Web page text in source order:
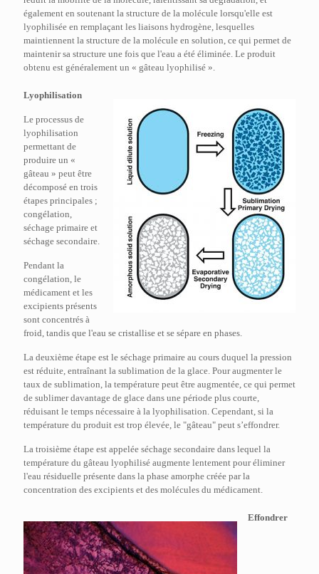
également en soutenant la structure de la molécule lorsqu'elle est
lyophilisée en remplaçant les liaisons hydrogène, lesquelles
maintiennent la structure de la molécule en solution, ce qui permet de
maintenir sa structure une fois que l'eau a été éliminée. Le produit
obtenu est généralement un « gâteau lyophilisé ».
Lyophilisation
Le processus de
lyophilisation
permettant de
produire un «
gâteau » peut être
décomposé en trois
étapes principales ;
congélation,
séchage primaire et
séchage secondaire.
Pendant la
congélation, le
médicament et les
excipients présents
sont concentrés à
froid, tandis que l'eau se cristallise et se sépare en phases.
La deuxième étape est le séchage primaire au cours duquel la pression
est réduite, entraînant la sublimation de la glace. Pour augmenter le
taux de sublimation, la température peut être augmentée, ce qui permet
de sublimer davantage de glace dans une période plus courte,
réduisant le temps nécessaire à la lyophilisation. Cependant, si la
température du produit est trop élevée, le "gâteau" peut s’effondrer.
La troisième étape est appelée séchage secondaire dans lequel la
température du gâteau lyophilisé augmente lentement pour éliminer
l'eau résiduelle présente dans la phase amorphe créée par la
concentration des excipients et des molécules du médicament.
Effondrer